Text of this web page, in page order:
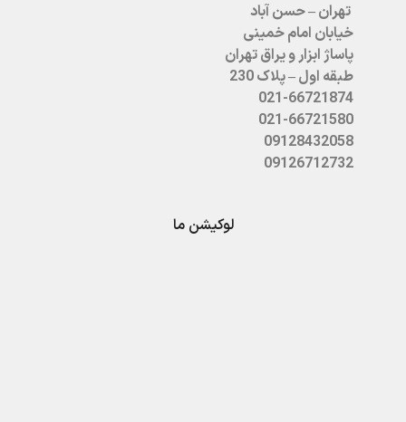
تهران – حسن آباد
خیابان امام خمینی
پاساژ ابزار و یراق تهران
طبقه اول – پلاک 230
021-66721874
021-66721580
09128432058
09126712732
لوکیشن ما